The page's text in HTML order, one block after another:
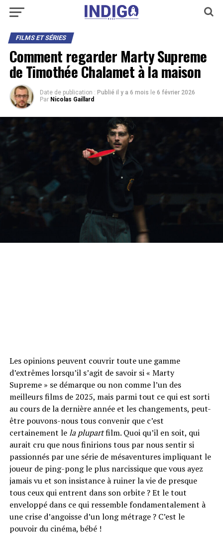
FILMS ET SÉRIES
Comment regarder Marty Supreme
de Timothée Chalamet à la maison
Date de publication : Publié il y a 6 mois le 6 février 2026
Par Nicolas Gaillard
Les opinions peuvent couvrir toute une gamme
d’extrêmes lorsqu’il s’agit de savoir si « Marty
Supreme » se démarque ou non comme l’un des
meilleurs films de 2025, mais parmi tout ce qui est sorti
au cours de la dernière année et les changements, peut-
être pouvons-nous tous convenir que c’est
certainement lela plupartfilm. Quoi qu’il en soit, qui
aurait cru que nous finirions tous par nous sentir si
passionnés par une série de mésaventures impliquant le
joueur de ping-pong le plus narcissique que vous ayez
jamais vu et son insistance à ruiner la vie de presque
tous ceux qui entrent dans son orbite ? Et le tout
enveloppé dans ce qui ressemble fondamentalement à
une crise d’angoisse d’un long métrage ? C’est le
pouvoir du cinéma, bébé !